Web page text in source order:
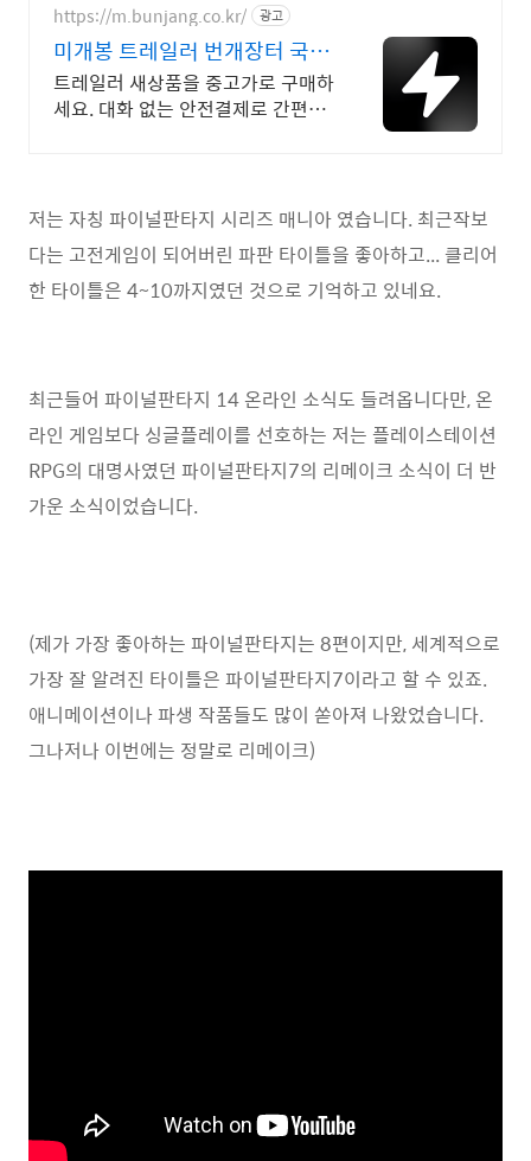
https://m.bunjang.co.kr/ 광고
미개봉 트레일러 번개장터 국내
최대 브랜드 중고거래
트레일러 새상품을 중고가로 구매하
세요. 대화 없는 안전결제로 간편하
저는 자칭 파이널판타지 시리즈 매니아 였습니다. 최근작보
다는 고전게임이 되어버린 파판 타이틀을 좋아하고... 클리어
한 타이틀은 4~10까지였던 것으로 기억하고 있네요.
최근들어 파이널판타지 14 온라인 소식도 들려옵니다만, 온
라인 게임보다 싱글플레이를 선호하는 저는 플레이스테이션
RPG의 대명사였던 파이널판타지7의 리메이크 소식이 더 반
가운 소식이었습니다.
(제가 가장 좋아하는 파이널판타지는 8편이지만, 세계적으로
가장 잘 알려진 타이틀은 파이널판타지7이라고 할 수 있죠.
애니메이션이나 파생 작품들도 많이 쏟아져 나왔었습니다.
그나저나 이번에는 정말로 리메이크)